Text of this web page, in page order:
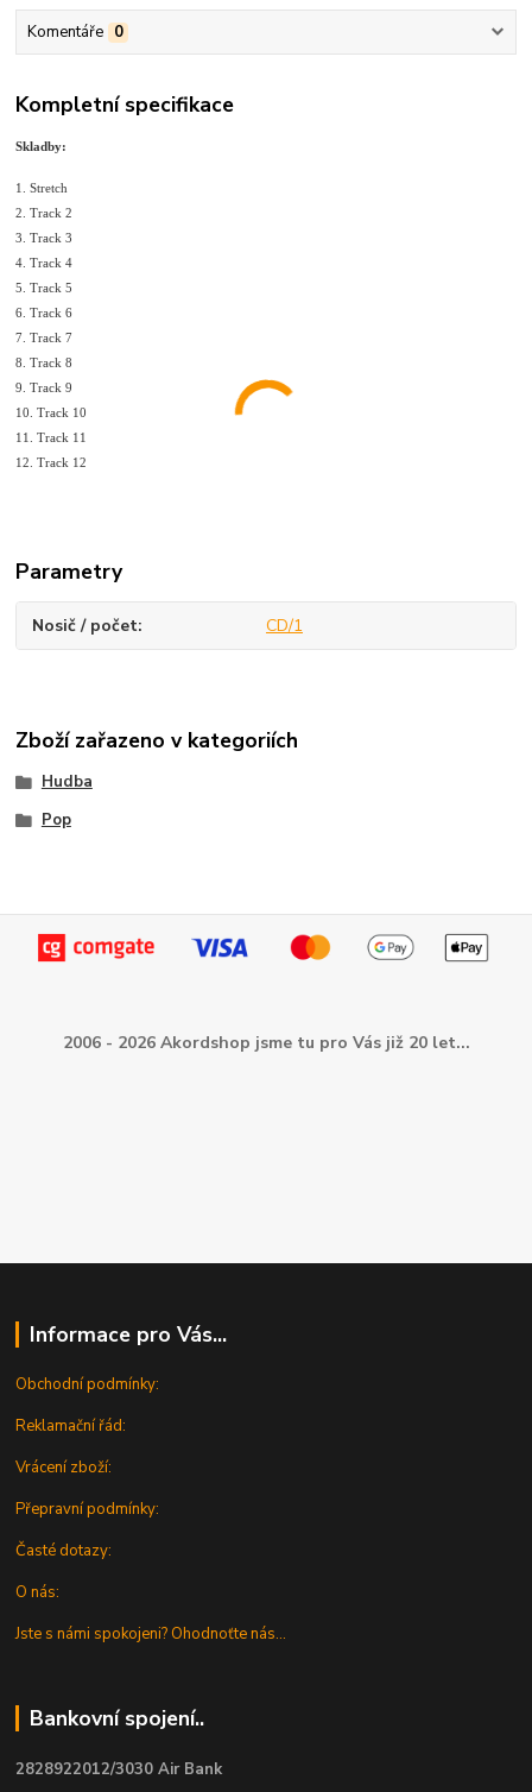
Komentáře 0
Kompletní specifikace
Skladby:
1. Stretch
2. Track 2
3. Track 3
4. Track 4
5. Track 5
6. Track 6
7. Track 7
8. Track 8
9. Track 9
10. Track 10
11. Track 11
12. Track 12
Parametry
Nosič / počet CD/1
Zboží zařazeno v kategoriích
Hudba
Pop
2006 - 2026 Akordshop jsme tu pro Vás již 20 let...
Informace pro Vás...
Obchodní podmínky:
Reklamační řád:
Vrácení zboží:
Přepravní podmínky:
Časté dotazy:
O nás:
Jste s námi spokojeni? Ohodnoťte nás...
Bankovní spojení..
2828922012/3030 Air Bank